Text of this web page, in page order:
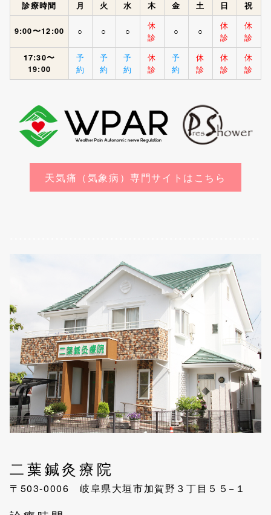
診療時間 月 火 水 木 金 土 日 祝
9:00〜12:00 ○ ○ ○
休
診
○ ○
休
診
休
診
17:30〜
19:00
予
約
予
約
予
約
休
診
予
約
休
診
休
診
休
診
天気痛（気象病）専門サイトはこちら
二葉鍼灸療院
〒503-0006 岐阜県大垣市加賀野３丁目５５−１